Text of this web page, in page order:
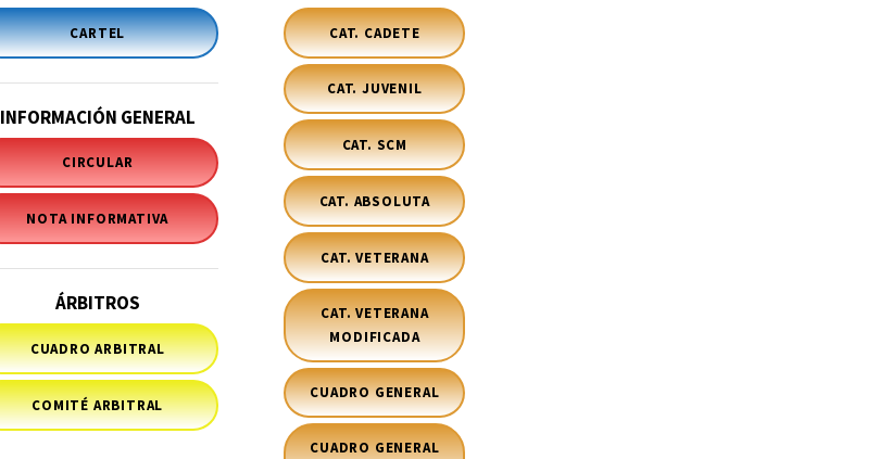
CARTEL
INFORMACIÓN GENERAL
CIRCULAR
NOTA INFORMATIVA
ÁRBITROS
CUADRO ARBITRAL
COMITÉ ARBITRAL
CAT. CADETE
CAT. JUVENIL
CAT. SCM
CAT. ABSOLUTA
CAT. VETERANA
CAT. VETERANA
MODIFICADA
CUADRO GENERAL
CUADRO GENERAL